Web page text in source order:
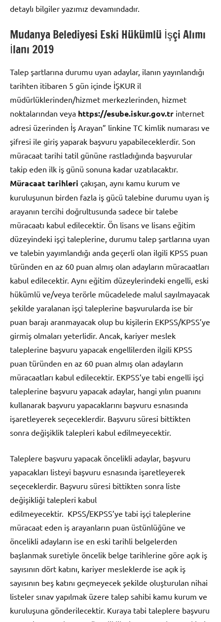
detaylı bilgiler yazımız devamındadır.
Mudanya Belediyesi Eski Hükümlü İşçi Alımı
İlanı 2019
Talep şartlarına durumu uyan adaylar, ilanın yayınlandığı
tarihten itibaren 5 gün içinde İŞKUR il
müdürlüklerinden/hizmet merkezlerinden, hizmet
noktalarından veya https://esube.iskur.gov.tr internet
adresi üzerinden İş Arayan” linkine TC kimlik numarası ve
şifresi ile giriş yaparak başvuru yapabileceklerdir. Son
müracaat tarihi tatil gününe rastladığında başvurular
takip eden ilk iş günü sonuna kadar uzatılacaktır.
Müracaat tarihleri çakışan, aynı kamu kurum ve
kuruluşunun birden fazla iş gücü talebine durumu uyan iş
arayanın tercihi doğrultusunda sadece bir talebe
müracaatı kabul edilecektir. Ön lisans ve lisans eğitim
düzeyindeki işçi taleplerine, durumu talep şartlarına uyan
ve talebin yayımlandığı anda geçerli olan ilgili KPSS puan
türünden en az 60 puan almış olan adayların müracaatları
kabul edilecektir. Aynı eğitim düzeylerindeki engelli, eski
hükümlü ve/veya terörle mücadelede malul sayılmayacak
şekilde yaralanan işçi taleplerine başvurularda ise bir
puan barajı aranmayacak olup bu kişilerin EKPSS/KPSS’ye
girmiş olmaları yeterlidir. Ancak, kariyer meslek
taleplerine başvuru yapacak engellilerden ilgili KPSS
puan türünden en az 60 puan almış olan adayların
müracaatları kabul edilecektir. EKPSS’ye tabi engelli işçi
taleplerine başvuru yapacak adaylar, hangi yılın puanını
kullanarak başvuru yapacaklarını başvuru esnasında
işaretleyerek seçeceklerdir. Başvuru süresi bittikten
sonra değişiklik talepleri kabul edilmeyecektir.
Taleplere başvuru yapacak öncelikli adaylar, başvuru
yapacakları listeyi başvuru esnasında işaretleyerek
seçeceklerdir. Başvuru süresi bittikten sonra liste
değişikliği talepleri kabul
edilmeyecektir. KPSS/EKPSS’ye tabi işçi taleplerine
müracaat eden iş arayanların puan üstünlüğüne ve
öncelikli adayların ise en eski tarihli belgelerden
başlanmak suretiyle öncelik belge tarihlerine göre açık iş
sayısının dört katını, kariyer mesleklerde ise açık iş
sayısının beş katını geçmeyecek şekilde oluşturulan nihai
listeler sınav yapılmak üzere talep sahibi kamu kurum ve
kuruluşuna gönderilecektir. Kuraya tabi taleplere başvuru